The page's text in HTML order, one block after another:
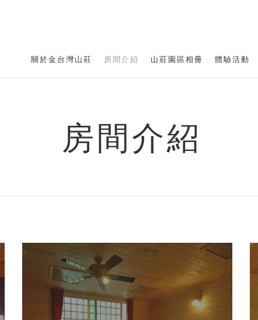
關於金台灣山莊 房間介紹 山莊園區相冊 體驗活動
房間介紹